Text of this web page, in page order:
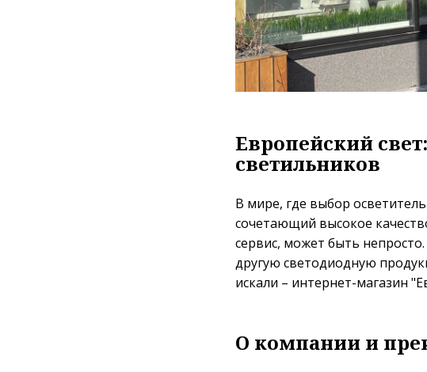
Европейский
светильников
В мире, где выбор
сочетающий высокое
сервис, может быть
другую светодиодную
искали – интернет-магазин
О компании и